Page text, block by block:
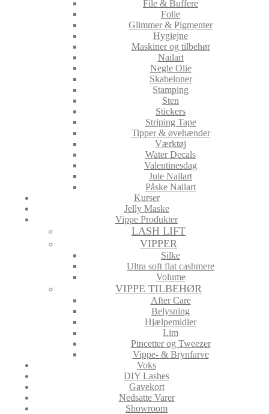
File & Buffere
Folie
Glimmer & Pigmenter
Hygiejne
Maskiner og tilbehør
Nailart
Negle Olie
Skabeloner
Stamping
Sten
Stickers
Striping Tape
Tipper & øvehænder
Værktøj
Water Decals
Valentinesdag
Jule Nailart
Påske Nailart
Kurser
Jelly Maske
Vippe Produkter
LASH LIFT
VIPPER
Silke
Ultra soft flat cashmere
Volume
VIPPE TILBEHØR
After Care
Belysning
Hjælpemidler
Lim
Pincetter og Tweezer
Vippe- & Brynfarve
Voks
DIY Lashes
Gavekort
Nedsatte Varer
Showroom